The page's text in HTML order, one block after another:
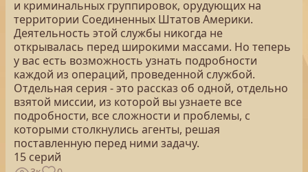
и криминальных группировок, орудующих на
территории Соединенных Штатов Америки.
Деятельность этой службы никогда не
открывалась перед широкими массами. Но теперь
у вас есть возможность узнать подробности
каждой из операций, проведенной службой.
Отдельная серия - это рассказ об одной, отдельно
взятой миссии, из которой вы узнаете все
подробности, все сложности и проблемы, с
которыми столкнулись агенты, решая
поставленную перед ними задачу.
15 серий